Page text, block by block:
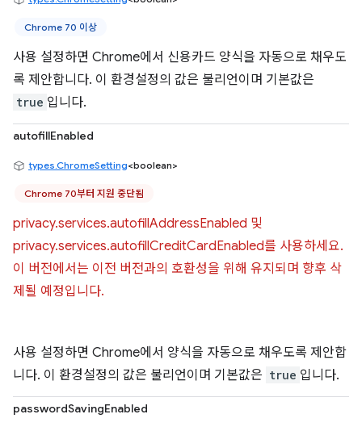
Chrome 70 이상
사용 설정하면 Chrome에서 신용카드 양식을 자동으로 채우도
록 제안합니다. 이 환경설정의 값은 불리언이며 기본값은
true 입니다.
autofillEnabled
types.ChromeSetting<boolean>
Chrome 70부터 지원 중단됨
privacy.services.autofillAddressEnabled 및
privacy.services.autofillCreditCardEnabled를 사용하세요.
이 버전에서는 이전 버전과의 호환성을 위해 유지되며 향후 삭
제될 예정입니다.
사용 설정하면 Chrome에서 양식을 자동으로 채우도록 제안합
니다. 이 환경설정의 값은 불리언이며 기본값은 true 입니다.
passwordSavingEnabled